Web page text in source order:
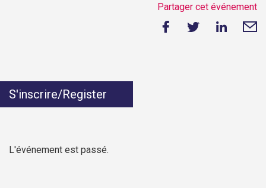
Partager cet événement
S'inscrire/Register
L'événement est passé.